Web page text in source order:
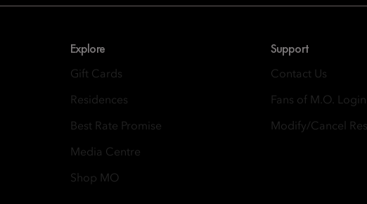
Explore
Gift Cards
Residences
Best Rate Promise
Media Centre
Shop MO
Support
Contact Us
Fans of M.O. Login
Modify/Cancel